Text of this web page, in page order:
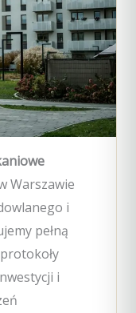
Warszawie
i
pełną
i